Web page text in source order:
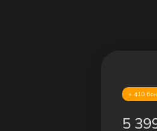
+ 410
5